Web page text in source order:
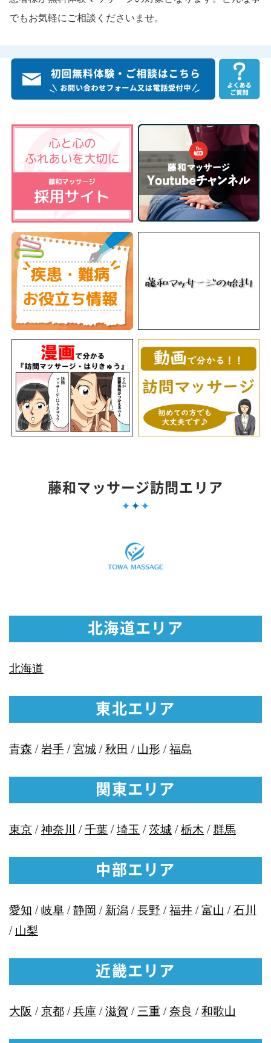
でもお気軽にご相談くださいませ。
藤和マッサージ訪問エリア
北海道エリア
北海道
東北エリア
青森 /岩手/宮城/秋田 /山形 /福島
関東エリア
東京/神奈川 /千葉/埼玉 /茨城/栃木 /群馬
中部エリア
愛知 /岐阜/静岡 /新潟 /長野 /福井/富山 /石川
/山梨
近畿エリア
大阪 /京都/兵庫/滋賀 /三重 /奈良 /和歌山